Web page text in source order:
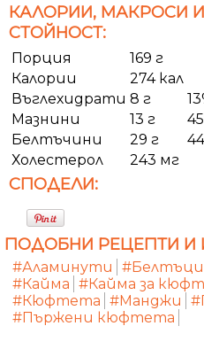
КАЛОРИИ, МАКРОСИ
СТОЙНОСТ:
Порция
169 г
Калории
274 кал
Въглехидрати 8 г
Мазнини
13 г
Белтъчини
29 г
Холестерол
243 мг
СПОДЕЛИ:
ПОДОБНИ РЕЦЕПТИ И
#Аламинути #Белтъци
#Кайма #Кайма за
#Кюфтета #Манджи
#Пържени кюфтета